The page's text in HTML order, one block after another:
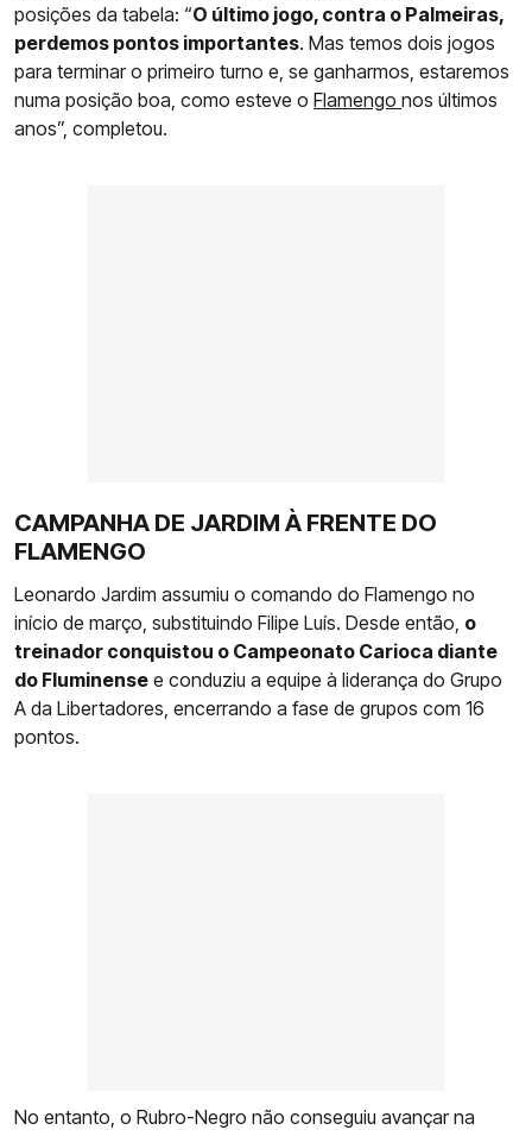
posições da tabela: “O último jogo, contra o Palmeiras,
perdemos pontos importantes. Mas temos dois jogos
para terminar o primeiro turno e, se ganharmos, estaremos
numa posição boa, como esteve o Flamengo nos últimos
anos”, completou.
CAMPANHA DE JARDIM À FRENTE DO
FLAMENGO
Leonardo Jardim assumiu o comando do Flamengo no
início de março, substituindo Filipe Luís. Desde então, o
treinador conquistou o Campeonato Carioca diante
do Fluminense e conduziu a equipe à liderança do Grupo
A da Libertadores, encerrando a fase de grupos com 16
pontos.
No entanto, o Rubro-Negro não conseguiu avançar na